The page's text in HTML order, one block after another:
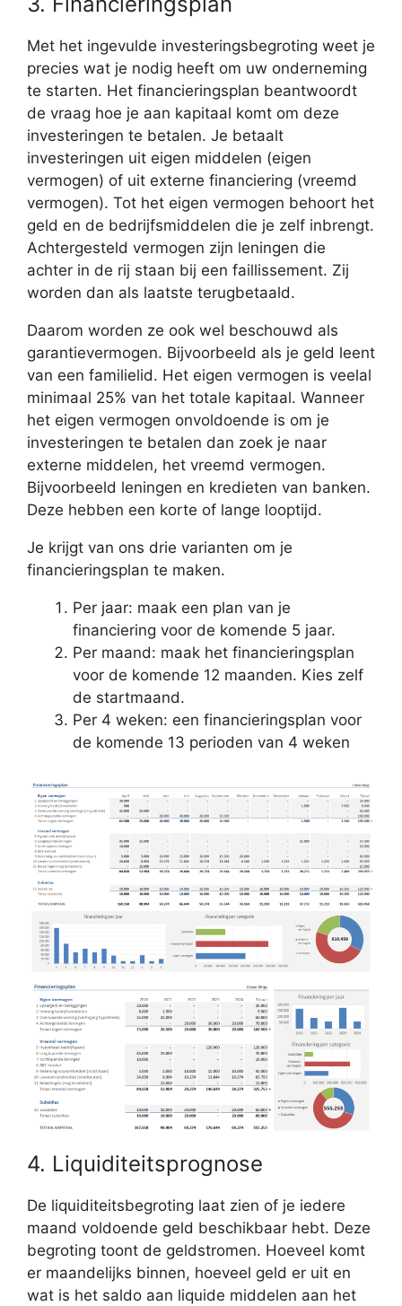
Met het ingevulde investeringsbegroting weet je
precies wat je nodig heeft om uw onderneming
te starten. Het financieringsplan beantwoordt
de vraag hoe je aan kapitaal komt om deze
investeringen te betalen. Je betaalt
investeringen uit eigen middelen (eigen
vermogen) of uit externe financiering (vreemd
vermogen). Tot het eigen vermogen behoort het
geld en de bedrijfsmiddelen die je zelf inbrengt.
Achtergesteld vermogen zijn leningen die
achter in de rij staan bij een faillissement. Zij
worden dan als laatste terugbetaald.
Daarom worden ze ook wel beschouwd als
garantievermogen. Bijvoorbeeld als je geld leent
van een familielid. Het eigen vermogen is veelal
minimaal 25% van het totale kapitaal. Wanneer
het eigen vermogen onvoldoende is om je
investeringen te betalen dan zoek je naar
externe middelen, het vreemd vermogen.
Bijvoorbeeld leningen en kredieten van banken.
Deze hebben een korte of lange looptijd.
Je krijgt van ons drie varianten om je
financieringsplan te maken.
Per jaar: maak een plan van je
financiering voor de komende 5 jaar.
Per maand: maak het financieringsplan
voor de komende 12 maanden. Kies zelf
de startmaand.
Per 4 weken: een financieringsplan voor
de komende 13 perioden van 4 weken
4. Liquiditeitsprognose
De liquiditeitsbegroting laat zien of je iedere
maand voldoende geld beschikbaar hebt. Deze
begroting toont de geldstromen. Hoeveel komt
er maandelijks binnen, hoeveel geld er uit en
wat is het saldo aan liquide middelen aan het